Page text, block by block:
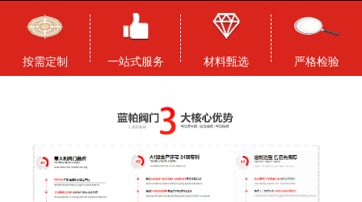
按需定制 一站式服务 材料甄选 严格检验